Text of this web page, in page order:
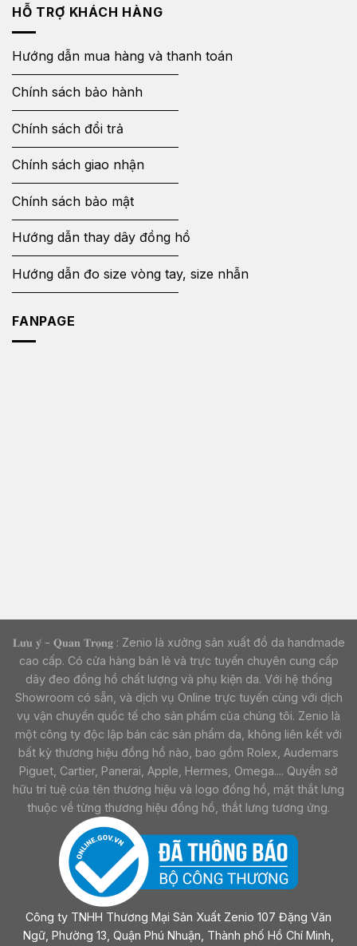
HỖ TRỢ KHÁCH HÀNG
Hướng dẫn mua hàng và thanh toán
Chính sách bảo hành
Chính sách đổi trả
Chính sách giao nhận
Chính sách bảo mật
Hướng dẫn thay dây đồng hồ
Hướng dẫn đo size vòng tay, size nhẫn
FANPAGE
𝐋𝐮̛𝐮 𝐲́ - 𝐐𝐮𝐚𝐧 𝐓𝐫𝐨̣𝐧𝐠 : Zenio là xưởng sản xuất đồ da handmade
cao cấp. Có cửa hàng bán lẻ và trực tuyến chuyên cung cấp
dây đeo đồng hồ chất lượng và phụ kiện da. Với hệ thống
Showroom có sẵn, và dịch vụ Online trực tuyến cùng với dịch
vụ vận chuyển quốc tế cho sản phẩm của chúng tôi. Zenio là
một công ty độc lập bán các sản phẩm da, không liên kết với
bất kỳ thương hiệu đồng hồ nào, bao gồm Rolex, Audemars
Piguet, Cartier, Panerai, Apple, Hermes, Omega.... Quyền sở
hữu trí tuệ của tên thương hiệu và logo đồng hồ, mặt thắt lưng
thuộc về từng thương hiệu đồng hồ, thắt lưng tương ứng.
Công ty TNHH Thương Mại Sản Xuất Zenio 107 Đặng Văn
Ngữ, Phường 13, Quận Phú Nhuận, Thành phố Hồ Chí Minh,